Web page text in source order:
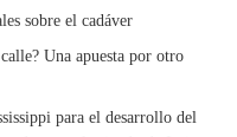
sobre el cadáver
Una apuesta por otro
para el desarrollo del